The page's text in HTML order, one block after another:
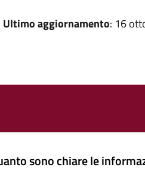
Ultimo aggiornamento: 16
sono chiare le